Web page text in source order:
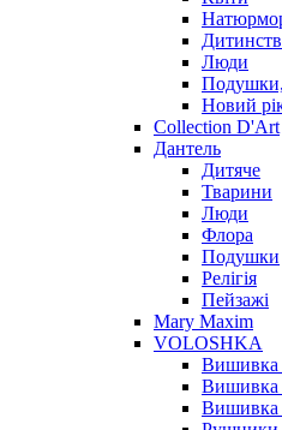
Люди
Подушки,
Новий
Collection D'Art
Дантель
Дитяче
Тварини
Люди
Флора
Подушки
Релігія
Пейзажі
Mary Maxim
VOLOSHKA
Вишивка
Вишивка
Вишивка